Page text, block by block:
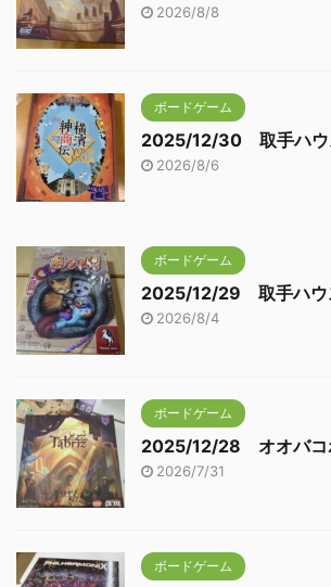
2026/8/8
ボードゲーム
2025/12/30 取手ハ
2026/8/6
ボードゲーム
2025/12/29 取手ハウ
2026/8/4
ボードゲーム
2025/12/28 オオバコ
2026/7/31
ボードゲーム